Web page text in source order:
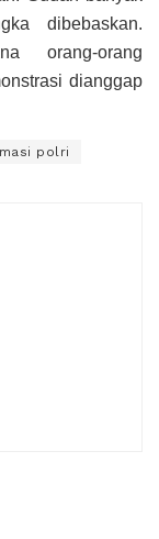
dibebaskan.
orang-orang
dianggap
polri